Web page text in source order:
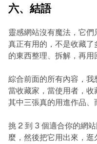
六、結語
靈感網站沒有魔法，它們
真正有用的，不是收藏
的東西整理、拆解，再用
綜合前面的所有內容，我
當收藏家，當使用者，
其中三張真的用進作品、
挑 2 到 3 個適合你的網
麼，然後把它用出來，